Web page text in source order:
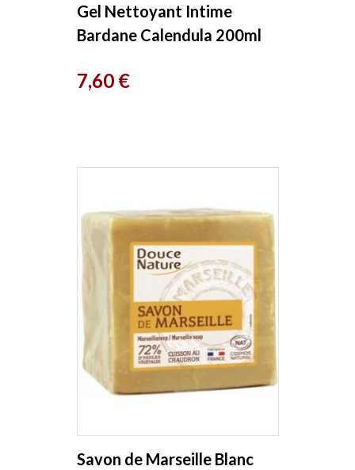
Gel Nettoyant Intime
Bardane Calendula 200ml
Prix
7,60 €
Savon de Marseille Blanc